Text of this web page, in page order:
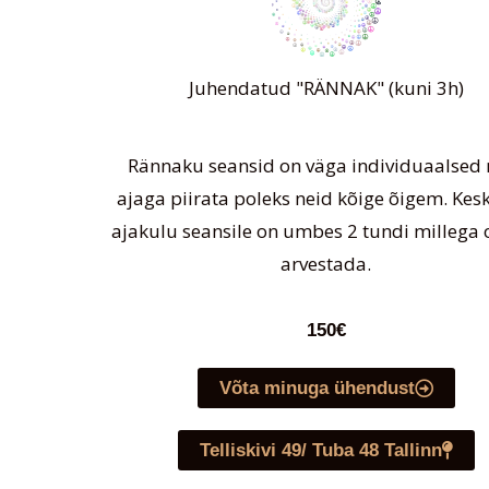
Juhendatud "RÄNNAK" (kuni 3h)
Rännaku seansid on väga individuaalsed
ajaga piirata poleks neid kõige õigem.
ajakulu seansile on umbes 2 tundi millega
arvestada.
150€
Võta minuga ühendust
Telliskivi 49/ Tuba 48 Tallinn